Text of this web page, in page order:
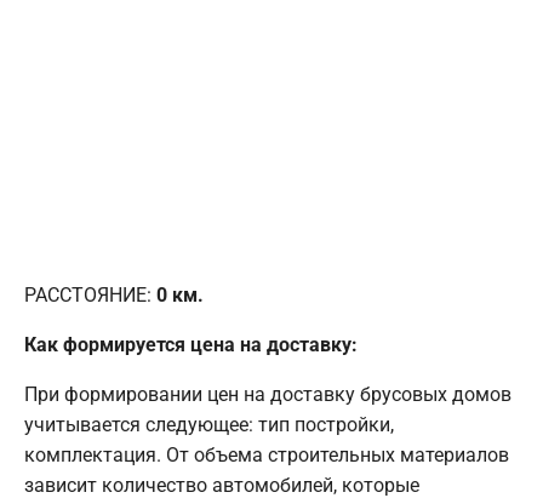
РАССТОЯНИЕ: 0 км.
Как формируется цена на доставку:
При формировании цен на доставку брусовых домов
учитывается следующее: тип постройки,
комплектация. От объема строительных материалов
зависит количество автомобилей, которые